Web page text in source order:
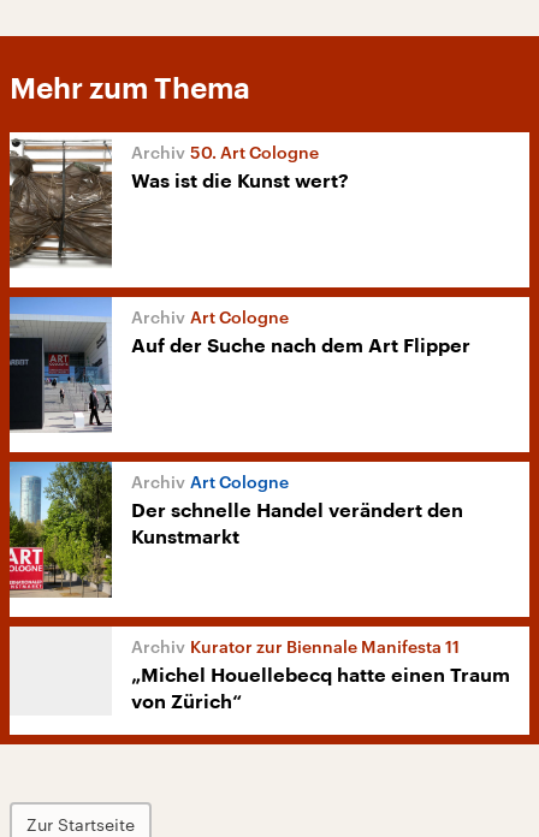
Mehr zum Thema
50. Art Cologne
Was ist die Kunst wert?
Art Cologne
Auf der Suche nach dem Art Flipper
Art Cologne
Der schnelle Handel verändert den
Kunstmarkt
Kurator zur Biennale Manifesta 11
„Michel Houellebecq hatte einen Traum
von Zürich“
Zur Startseite